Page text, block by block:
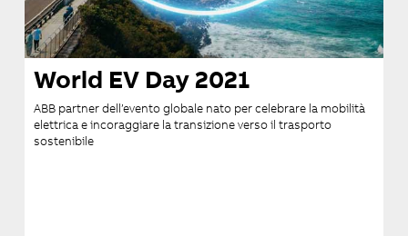
World EV Day 2021
ABB partner dell’evento globale nato per celebrare la mobilità
elettrica e incoraggiare la transizione verso il trasporto
sostenibile